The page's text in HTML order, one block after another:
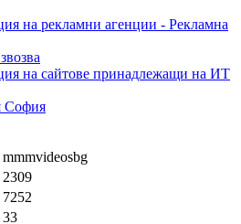
на рекламни агенции - Рекламна
на сайтове принадлежащи на ИТ
София
mmmvideosbg
2309
7252
33